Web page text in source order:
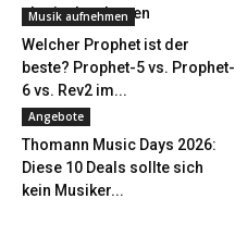
abmischen lernen
Musik aufnehmen
Welcher Prophet ist der
beste? Prophet-5 vs. Prophet-
6 vs. Rev2 im...
Angebote
Thomann Music Days 2026:
Diese 10 Deals sollte sich
kein Musiker...